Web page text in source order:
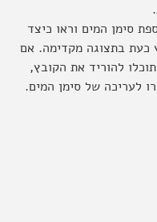
סימן המים וראו כיצד
כעת בתצוגה מקדימה. אם
להוריד את הקובץ,
לעריכה של סימן המים.